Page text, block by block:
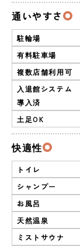
通いやすさ
駐輪場
有料駐車場
複数店舗利用可
入退館システム
導入済
土足OK
快適性
トイレ
シャンプー
お風呂
天然温泉
ミストサウナ